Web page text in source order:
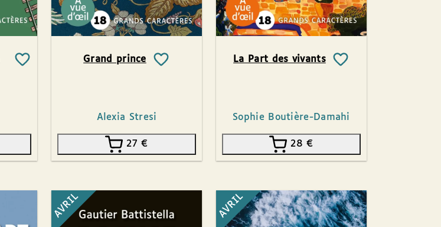
Grand prince
Alexia Stresi
27€
La Part des vivants
Sophie Boutière-Damahi
28€
AVRIL AVRIL